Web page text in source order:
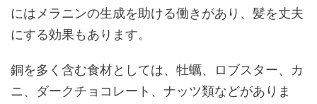
にはメラニンの生成を助ける働きがあり、髪を丈夫
にする効果もあります。
銅を多く含む食材としては、牡蠣、ロブスター、カ
ニ、ダークチョコレート、ナッツ類などがありま